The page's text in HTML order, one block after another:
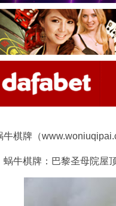
牛棋牌（
棋牌：巴黎圣母院屋顶